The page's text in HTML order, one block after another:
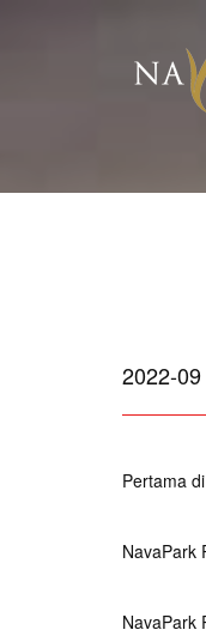
2022-09
Pertama
NavaPark
NavaPark